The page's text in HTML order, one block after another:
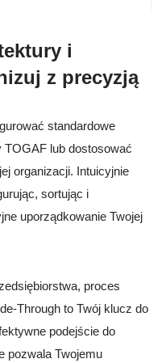
i
z precyzją
standardowe
lub dostosować
organizacji. Intuicyjnie
sortując i
uporządkowanie Twojej
proces
Through to Twój klucz do
podejście do
pozwala Twojemu